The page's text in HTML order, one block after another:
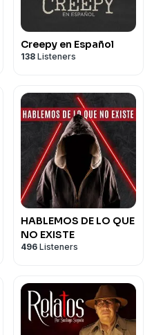
Creepy en Español
138 Listeners
HABLEMOS DE LO QUE
NO EXISTE
496 Listeners